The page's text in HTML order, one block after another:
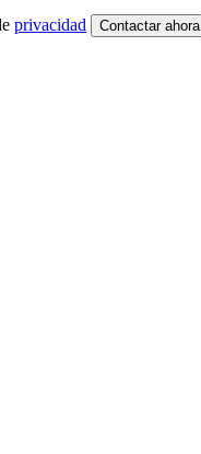
privacidad Contactar ahora